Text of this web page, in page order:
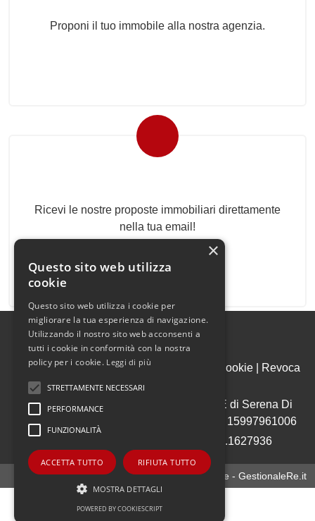
Proponi il tuo immobile alla nostra agenzia.
Ricevi le nostre proposte immobiliari direttamente
nella tua email!
Admin|Informativa Privacy Informativa Cookie|
Revoca
Consensi
© Copyright 2026 - CASE IMMOBILIARE di Serena Di
Ienno Srls - All Rights reserved - Part. IVA 15997961006
Iscrizione REA della CCIAA di RM N.1627936
Gestionale agenzia immobiliare - GestionaleRe.it
×
Questo sito web utilizza
cookie
Questo sito web utilizza i cookie per
migliorare la tua esperienza di navigazione.
Utilizzando il nostro sito web acconsenti a
tutti i cookie in conformità con la nostra
policy per i cookie. Leggi di più
STRETTAMENTE NECESSARI
PERFORMANCE
FUNZIONALITÀ
ACCETTA TUTTO RIFIUTA TUTTO
MOSTRA DETTAGLI
POWERED BY COOKIESCRIPT